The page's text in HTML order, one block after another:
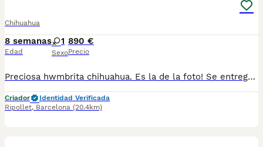
Chihuahua
8 semanas
Edad
1
Sexo
890 €
Precio
Preciosa hwmbrita chihuahua. Es la de la foto! Se entregara con vacunas y chip. Para mas información atiendo WhatsApp y telef 630714585
Criador
Identidad Verificada
Ripollet, Barcelona (20.4km)